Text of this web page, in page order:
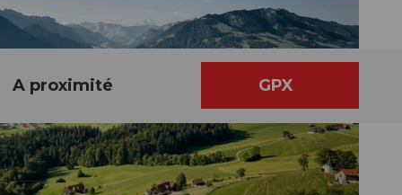
A proximité GPX